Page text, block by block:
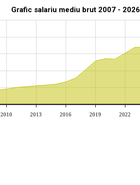
Grafic salariu mediu brut 2007 - 2026
2010 2013 2016 2019 2022